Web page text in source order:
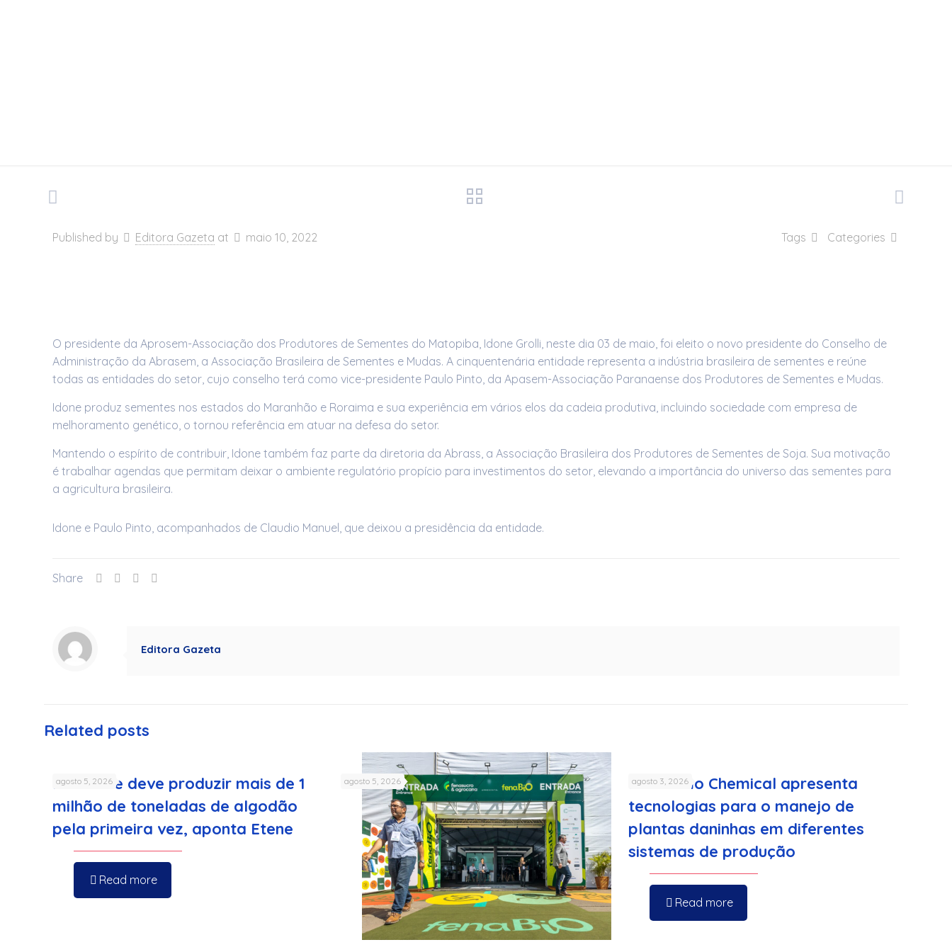
Published by Editora Gazeta at maio 10, 2022 Categories
Tags
O presidente da Aprosem-Associação dos Produtores de Sementes do Matopiba, Idone Grolli, neste dia 03 de maio, foi eleito o novo presidente do Conselho de
Administração da Abrasem, a Associação Brasileira de Sementes e Mudas. A cinquentenária entidade representa a indústria brasileira de sementes e reúne
todas as entidades do setor, cujo conselho terá como vice-presidente Paulo Pinto, da Apasem-Associação Paranaense dos Produtores de Sementes e Mudas.
Idone produz sementes nos estados do Maranhão e Roraima e sua experiência em vários elos da cadeia produtiva, incluindo sociedade com empresa de
melhoramento genético, o tornou referência em atuar na defesa do setor.
Mantendo o espírito de contribuir, Idone também faz parte da diretoria da Abrass, a Associação Brasileira dos Produtores de Sementes de Soja. Sua motivação
é trabalhar agendas que permitam deixar o ambiente regulatório propício para investimentos do setor, elevando a importância do universo das sementes para
a agricultura brasileira.
Idone e Paulo Pinto, acompanhados de Claudio Manuel, que deixou a presidência da entidade.
Share
Editora Gazeta
Related posts
agosto 5, 2026
Nordeste deve produzir mais de 1
milhão de toneladas de algodão
pela primeira vez, aponta Etene
Read more
agosto 5, 2026 agosto 3, 2026
Sumitomo Chemical apresenta
tecnologias para o manejo de
plantas daninhas em diferentes
sistemas de produção
Read more